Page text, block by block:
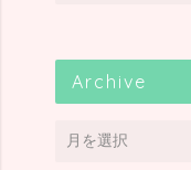
Archive